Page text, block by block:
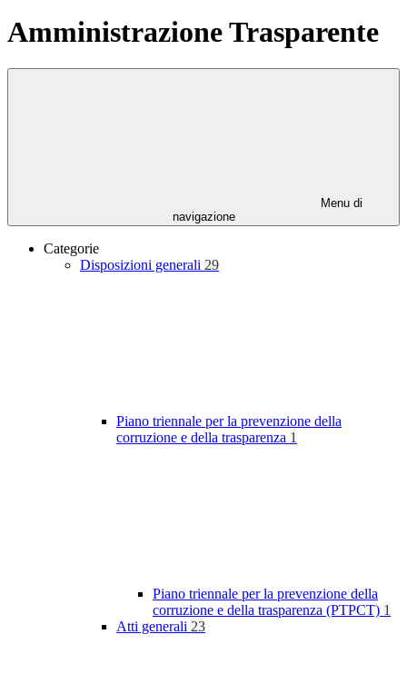
Amministrazione Trasparente
Menu di
navigazione
Categorie
Disposizioni generali 29
Piano triennale per la prevenzione della
corruzione e della trasparenza 1
Piano triennale per la prevenzione della
corruzione e della trasparenza (PTPCT) 1
Atti generali 23